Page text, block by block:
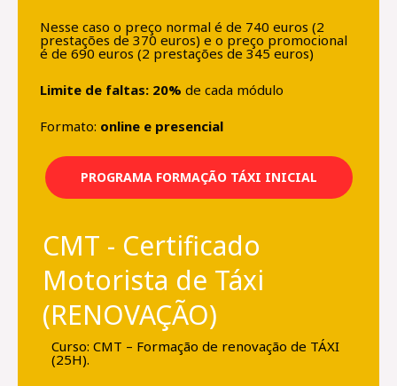
Nesse caso o preço normal é de 740 euros (2
prestações de 370 euros) e o preço promocional
é de 690 euros (2 prestações de 345 euros)
Limite de faltas: 20% de cada módulo
Formato: online e presencial
PROGRAMA FORMAÇÃO TÁXI INICIAL
CMT - Certificado
Motorista de Táxi
(RENOVAÇÃO)
Curso: CMT – Formação de renovação de TÁXI
(25H).